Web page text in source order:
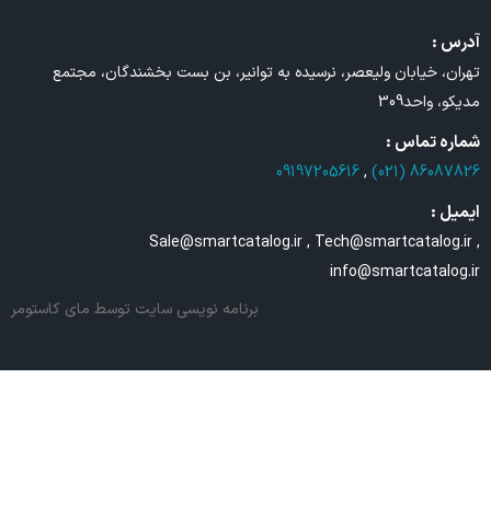
آدرس :
تهران، خیابان ولیعصر، نرسیده به توانیر، بن بست بخشندگان، مجتمع
مدیکو، واحد309
شماره تماس :
86087826 (021)
,
09197205616
ایمیل :
Sale@smartcatalog.ir , Tech@smartcatalog.ir ,
info@smartcatalog.ir
برنامه نویسی سایت توسط مای کاستومر